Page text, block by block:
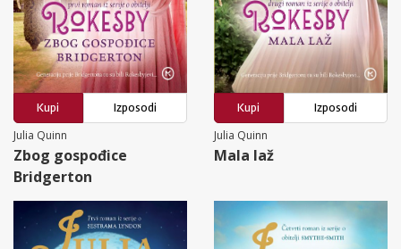
Kupi
Izposodi
Julia Quinn
Zbog gospođice
Bridgerton
Kupi
Izposodi
Julia Quinn
Mala laž